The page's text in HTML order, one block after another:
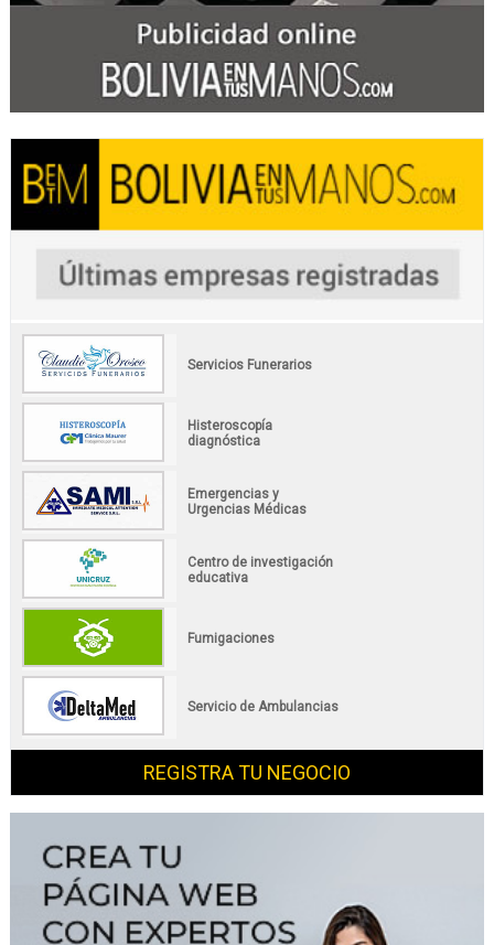
Servicios Funerarios
Histeroscopía
diagnóstica
Emergencias y
Urgencias Médicas
Centro de investigación
educativa
Fumigaciones
Servicio de Ambulancias
REGISTRA TU NEGOCIO